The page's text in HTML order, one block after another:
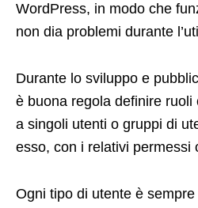
WordPress, in modo che
non dia problemi durante
Durante lo sviluppo e
è buona regola definire
a singoli utenti o gruppi di
esso, con i relativi permessi
Ogni tipo di utente è